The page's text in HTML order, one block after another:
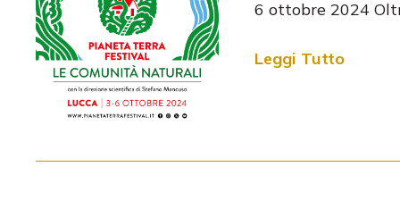
6 ottobre 2024
Leggi Tutto